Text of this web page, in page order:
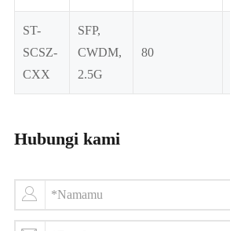
ST-
SCSZ-
CXX
SFP,
CWDM,
2.5G
80
Hubungi kami